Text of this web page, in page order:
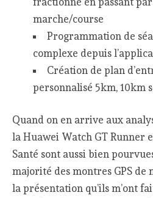
marche/course
Programmation de
complexe depuis
Création de plan
personnalisé 5km, 10km
Quand on en arrive aux
la Huawei Watch GT Runner
Santé sont aussi bien
majorité des montres GPS de
la présentation qu’ils m’ont